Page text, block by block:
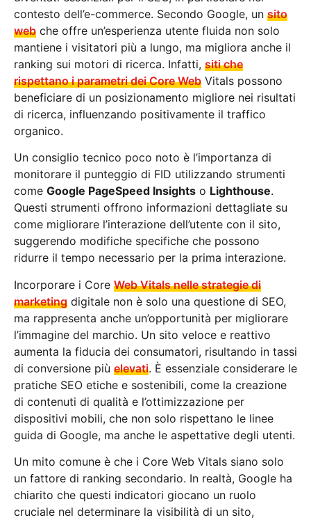
contesto dell’e-commerce. Secondo Google, un sito
web che offre un’esperienza utente fluida non solo
mantiene i visitatori più a lungo, ma migliora anche il
ranking sui motori di ricerca. Infatti, siti che
rispettano i parametri dei Core Web Vitals possono
beneficiare di un posizionamento migliore nei risultati
di ricerca, influenzando positivamente il traffico
organico.
Un consiglio tecnico poco noto è l’importanza di
monitorare il punteggio di FID utilizzando strumenti
come Google PageSpeed Insights o Lighthouse.
Questi strumenti offrono informazioni dettagliate su
come migliorare l’interazione dell’utente con il sito,
suggerendo modifiche specifiche che possono
ridurre il tempo necessario per la prima interazione.
Incorporare i Core Web Vitals nelle strategie di
marketing digitale non è solo una questione di SEO,
ma rappresenta anche un’opportunità per migliorare
l’immagine del marchio. Un sito veloce e reattivo
aumenta la fiducia dei consumatori, risultando in tassi
di conversione più elevati. È essenziale considerare le
pratiche SEO etiche e sostenibili, come la creazione
di contenuti di qualità e l’ottimizzazione per
dispositivi mobili, che non solo rispettano le linee
guida di Google, ma anche le aspettative degli utenti.
Un mito comune è che i Core Web Vitals siano solo
un fattore di ranking secondario. In realtà, Google ha
chiarito che questi indicatori giocano un ruolo
cruciale nel determinare la visibilità di un sito,